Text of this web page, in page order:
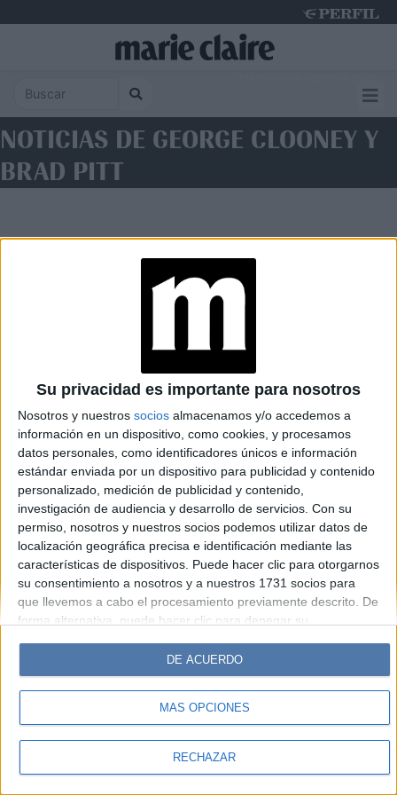
Su privacidad es importante para nosotros
Nosotros y nuestros socios almacenamos y/o accedemos a
información en un dispositivo, como cookies, y procesamos
datos personales, como identificadores únicos e información
estándar enviada por un dispositivo para publicidad y contenido
personalizado, medición de publicidad y contenido,
investigación de audiencia y desarrollo de servicios. Con su
permiso, nosotros y nuestros socios podemos utilizar datos de
localización geográfica precisa e identificación mediante las
características de dispositivos. Puede hacer clic para otorgarnos
su consentimiento a nosotros y a nuestros 1731 socios para
que llevemos a cabo el procesamiento previamente descrito. De
forma alternativa, puede hacer clic para denegar su
cambiar sus preferencias antes de otorgar su consentimiento.
Tenga en cuenta que algún procesamiento de sus datos
personales puede no requerir de su consentimiento, pero usted
tiene el derecho de rechazar tal procesamiento. Sus
sus preferencias o retirar su consentimiento en cualquier
MÁS OPCIONES
RECHAZAR
DE ACUERDO
NOTICIAS DE GEORGE CLOONEY Y
BRAD PITT
Caras Noticias
Hombre
Parabrisas
Look
Luz Mía Lunateen Break BATimes
© Perfil.com 2006-2019 - Todos los derechos reservados
Registro de Propiedad Intelectual: Nro. 5346433